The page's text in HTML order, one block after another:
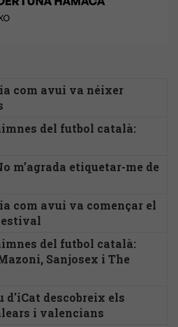
com avui va néixer
del futbol català:
m’agrada etiquetar-me de
com avui va començar el
del futbol català:
Sanjosex i The
d'iCat descobreix els
i valencians